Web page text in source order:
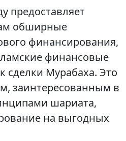
предоставляет
обширные
финансирования,
финансовые
сделки Мурабаха. Это
заинтересованным в
шариата,
на выгодных